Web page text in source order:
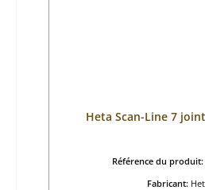
Heta Scan-Line 7
Référence du produit:
Fabricant: